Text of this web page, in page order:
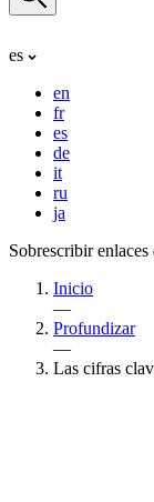
es
en
fr
es
de
it
ru
ja
Sobrescribir
Inicio
—
Profundizar
—
Las cifras